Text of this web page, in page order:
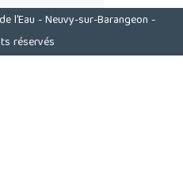
l'Eau - Neuvy-sur-Barangeon -
réservés